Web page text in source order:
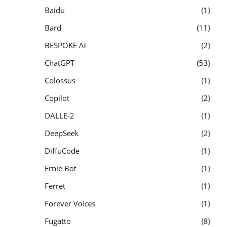
Baidu
1
Bard
11
BESPOKE AI
2
ChatGPT
53
Colossus
1
Copilot
2
DALLE-2
1
DeepSeek
2
DiffuCode
1
Ernie Bot
1
Ferret
1
Forever Voices
1
Fugatto
8